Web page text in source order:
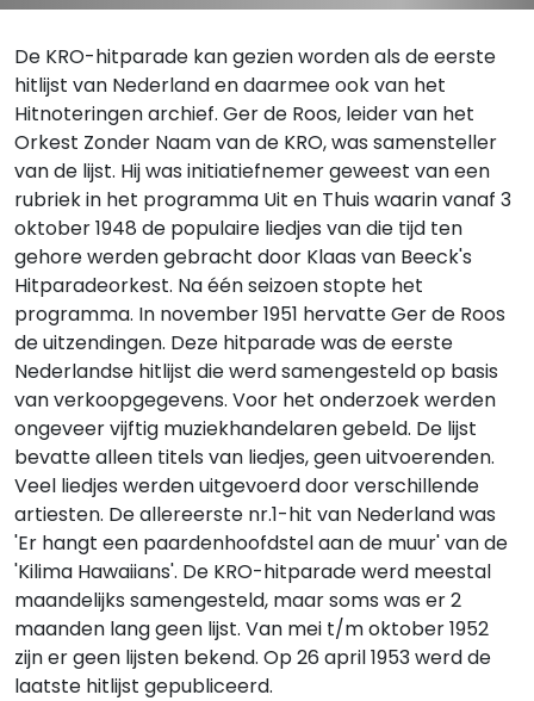
De KRO-hitparade kan gezien worden als de eerste
hitlijst van Nederland en daarmee ook van het
Hitnoteringen archief. Ger de Roos, leider van het
Orkest Zonder Naam van de KRO, was samensteller
van de lijst. Hij was initiatiefnemer geweest van een
rubriek in het programma Uit en Thuis waarin vanaf 3
oktober 1948 de populaire liedjes van die tijd ten
gehore werden gebracht door Klaas van Beeck's
Hitparadeorkest. Na één seizoen stopte het
programma. In november 1951 hervatte Ger de Roos
de uitzendingen. Deze hitparade was de eerste
Nederlandse hitlijst die werd samengesteld op basis
van verkoopgegevens. Voor het onderzoek werden
ongeveer vijftig muziekhandelaren gebeld. De lijst
bevatte alleen titels van liedjes, geen uitvoerenden.
Veel liedjes werden uitgevoerd door verschillende
artiesten. De allereerste nr.1-hit van Nederland was
'Er hangt een paardenhoofdstel aan de muur' van de
'Kilima Hawaiians'. De KRO-hitparade werd meestal
maandelijks samengesteld, maar soms was er 2
maanden lang geen lijst. Van mei t/m oktober 1952
zijn er geen lijsten bekend. Op 26 april 1953 werd de
laatste hitlijst gepubliceerd.